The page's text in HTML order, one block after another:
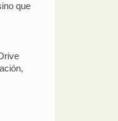
que